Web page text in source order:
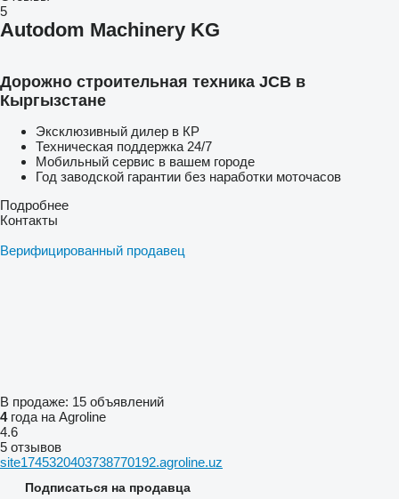
5
Autodom Machinery KG
Дорожно строительная техника JCB в
Кыргызстане
Эксклюзивный дилер в КР
Техническая поддержка 24/7
Мобильный сервис в вашем городе
Год заводской гарантии без наработки моточасов
Подробнее
Контакты
Верифицированный продавец
В продаже: 15 объявлений
4года на Agroline
4.6
5 отзывов
site1745320403738770192.agroline.uz
Подписаться на продавца